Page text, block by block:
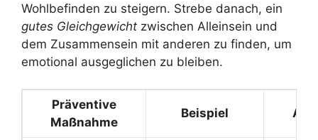
Wohlbefinden zu steigern. Strebe danach, ein
gutes Gleichgewicht zwischen Alleinsein und
dem Zusammensein mit anderen zu finden, um
emotional ausgeglichen zu bleiben.
Präventive
Maßnahme
Beispiel